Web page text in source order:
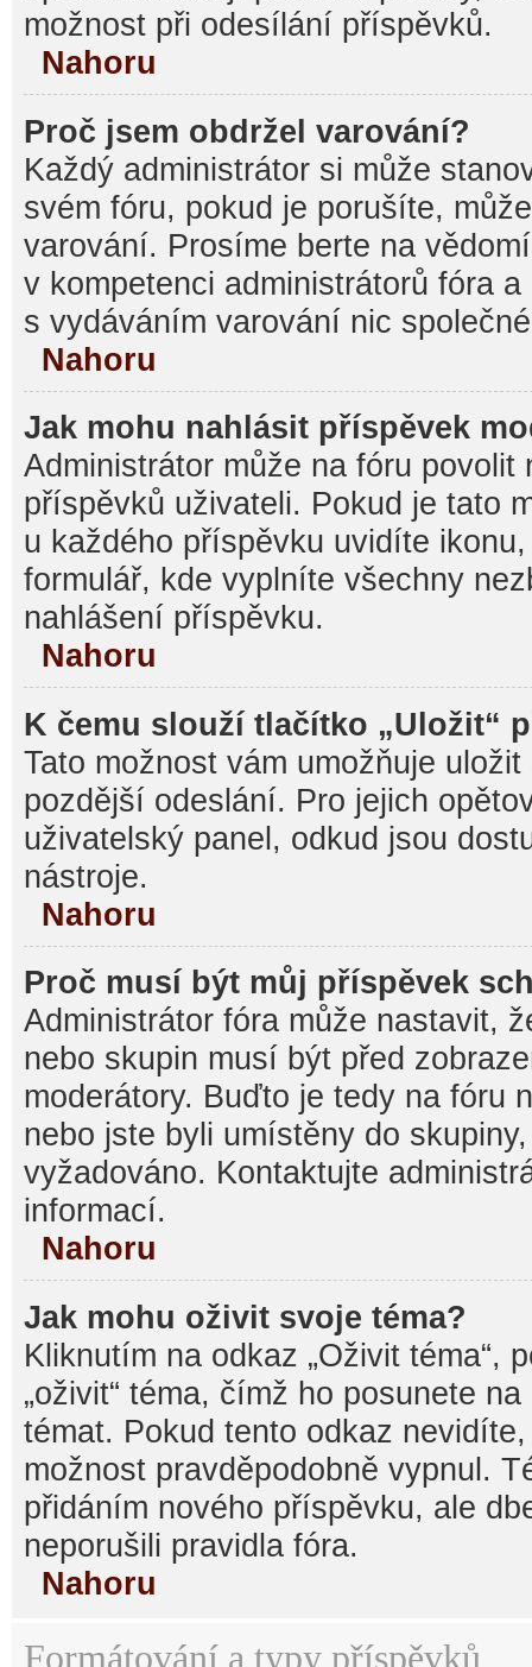
možnost při odesílání příspěvků.
Nahoru
Proč jsem obdržel varování?
Každý administrátor si může
svém fóru, pokud je porušíte,
varování. Prosíme berte na
v kompetenci administrátorů fóra
s vydáváním varování nic
Nahoru
Jak mohu nahlásit příspěvek
Administrátor může na fóru povolit
příspěvků uživateli. Pokud je tato
u každého příspěvku uvidíte
formulář, kde vyplníte všechny
nahlášení příspěvku.
Nahoru
K čemu slouží tlačítko „Uložit“
Tato možnost vám umožňuje
pozdější odeslání. Pro jejich
uživatelský panel, odkud jsou
nástroje.
Nahoru
Proč musí být můj příspěvek
Administrátor fóra může nastavit,
nebo skupin musí být před
moderátory. Buďto je tedy na fóru
nebo jste byli umístěny do
vyžadováno. Kontaktujte
informací.
Nahoru
Jak mohu oživit svoje téma?
Kliknutím na odkaz „Oživit téma“,
„oživit“ téma, čímž ho posunete
témat. Pokud tento odkaz
možnost pravděpodobně vypnul.
přidáním nového příspěvku, ale
neporušili pravidla fóra.
Nahoru
Formátování a typy příspěvků